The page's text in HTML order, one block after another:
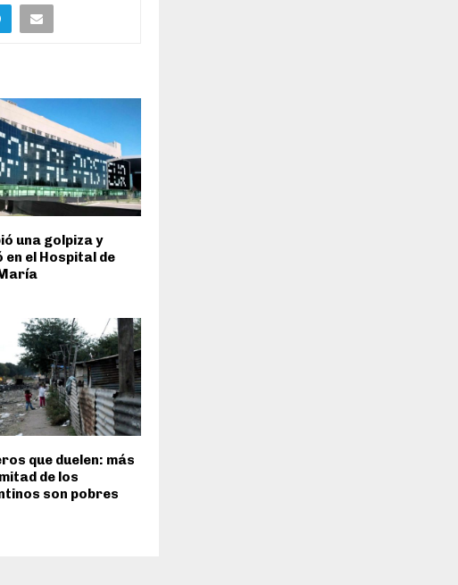
una golpiza y
en el Hospital de
que duelen: más
de los
son pobres